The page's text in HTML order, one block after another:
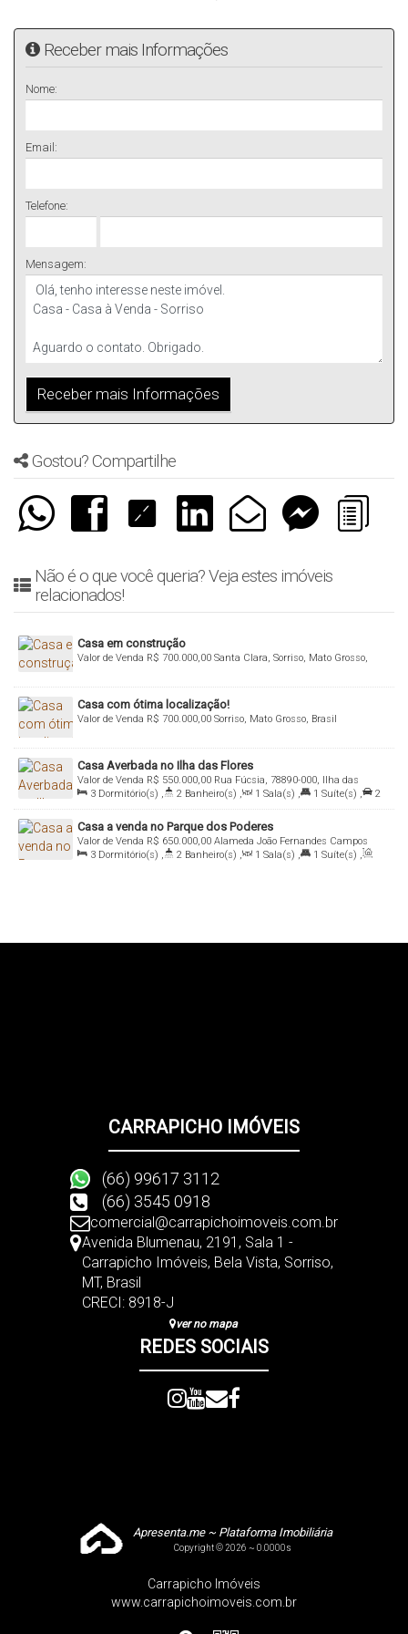
Receber mais Informações
Nome:
Email:
Telefone:
Mensagem:
Gostou? Compartilhe
Não é o que você queria? Veja estes imóveis
relacionados!
Casa em construção
R$ 700.000,00
Valor de Venda
Santa Clara, Sorriso, Mato Grosso,
Casa com ótima localização!
R$ 700.000,00
Valor de Venda Sorriso, Mato Grosso, Brasil
Casa Averbada no Ilha das Flores
R$ 550.000,00
Valor de Venda
Rua Fúcsia, 78890-000, Ilha das
Flores, Sorriso, Mato Grosso, Brasil
3 Dormitório(s) , 2 Banheiro(s) , 1 Sala(s) , 1 Suíte(s) ,
2
Vaga(s) , Útil: 107.27~ 10727.00m² , Terreno: 220.00m²
Casa a venda no Parque dos Poderes
R$ 650.000,00
Valor de Venda
Alameda João Fernandes Campos
Café filho, 78890-000, Parque dos Poderes, Sorriso, Mato Grosso,
3 Dormitório(s) , 2 Banheiro(s) , 1 Sala(s) , 1 Suíte(s) ,
CARRAPICHO IMÓVEIS
(66) 99617 3112
(66) 3545 0918
comercial@carrapichoimoveis.com.br
Avenida Blumenau, 2191 , Sala 1 -
Carrapicho Imóveis, Bela Vista, Sorriso,
MT, Brasil
CRECI: 8918-J
ver no mapa
REDES SOCIAIS
Apresenta.me ~ Plataforma Imobiliária
Copyright © 2026 ~ 0.0000s
Carrapicho Imóveis
www.carrapichoimoveis.com.br